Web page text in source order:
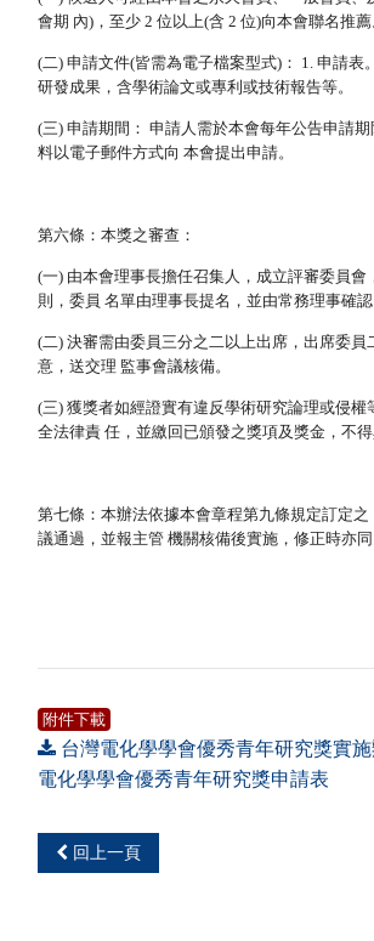
會期 內)，至少 2 位以上(含 2 位)向本會聯名推薦
(二) 申請文件(皆需為電子檔案型式)： 1. 申請表
研發成果，含學術論文或專利或技術報告等。
(三) 申請期間： 申請人需於本會每年公告申請
料以電子郵件方式向 本會提出申請。
第六條：本獎之審查：
(一) 由本會理事長擔任召集人，成立評審委員會
則，委員 名單由理事長提名，並由常務理事確認
(二) 決審需由委員三分之二以上出席，出席委員
意，送交理 監事會議核備。
(三) 獲獎者如經證實有違反學術研究論理或侵權
全法律責 任，並繳回已頒發之獎項及獎金，不得
第七條：本辦法依據本會章程第九條規定訂定之
議通過，並報主管 機關核備後實施，修正時亦同
附件下載
台灣電化學學會優秀青年研究獎實
電化學學會優秀青年研究獎申請表
回上一頁